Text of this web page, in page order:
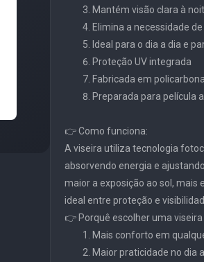
Mantém visão clara à
Elimina a necessidade
Ideal para o dia a dia e
Proteção UV integrada
Fabricada em
Preparada para película
👉 Como funciona:
A viseira utiliza tecnologia
absorvendo energia e
maior a exposição ao sol,
ideal entre proteção e
👉 Porquê escolher uma
Mais conforto em
Maior praticidade no dia